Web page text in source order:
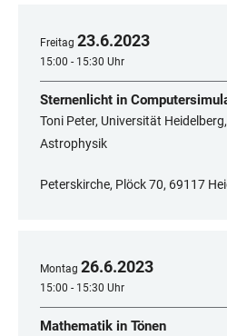
Freitag 23.6.2023
15:00 - 15:30 Uhr
Sternenlicht in
Toni Peter, Universität
Astrophysik
Peterskirche, Plöck 70, 69117
Montag 26.6.2023
15:00 - 15:30 Uhr
Mathematik in Tönen